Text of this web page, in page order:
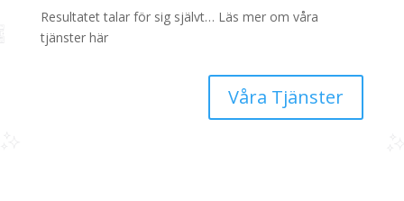
Resultatet talar för sig självt… Läs mer om våra
tjänster här
Våra Tjänster